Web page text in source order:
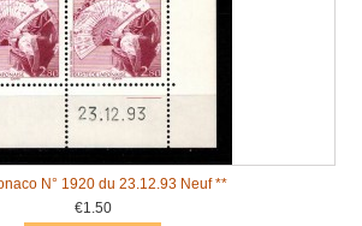
N° 1920 du 23.12.93 Neuf **
€1.50